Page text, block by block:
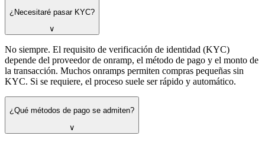
¿Necesitaré pasar KYC?
∨
No siempre. El requisito de verificación de identidad (KYC)
depende del proveedor de onramp, el método de pago y el monto de
la transacción. Muchos onramps permiten compras pequeñas sin
KYC. Si se requiere, el proceso suele ser rápido y automático.
¿Qué métodos de pago se admiten?
∨